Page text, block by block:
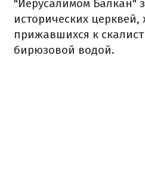
"Иерусалимом Балкан"
исторических
прижавшихся к
бирюзовой водой.